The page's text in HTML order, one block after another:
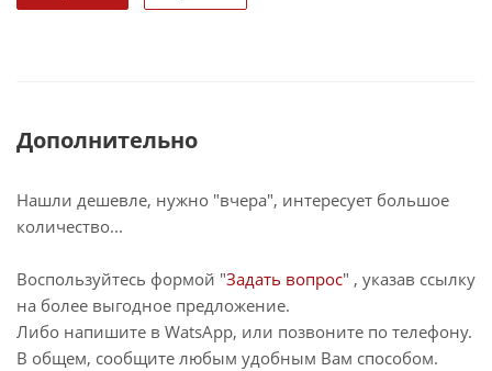
Дополнительно
Нашли дешевле, нужно "вчера", интересует большое
количество...
Воспользуйтесь формой "Задать вопрос" , указав ссылку
на более выгодное предложение.
Либо напишите в WatsApp, или позвоните по телефону.
В общем, сообщите любым удобным Вам способом.